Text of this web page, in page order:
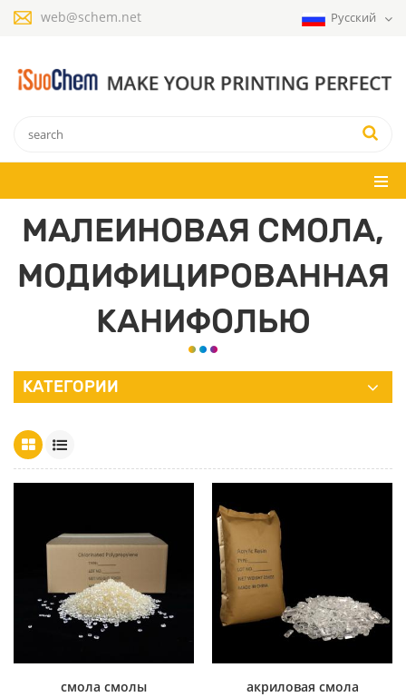
web@schem.net Русский
МАЛЕИНОВАЯ СМОЛА,
МОДИФИЦИРОВАННАЯ
КАНИФОЛЬЮ
КАТЕГОРИИ
смола смолы акриловая смола